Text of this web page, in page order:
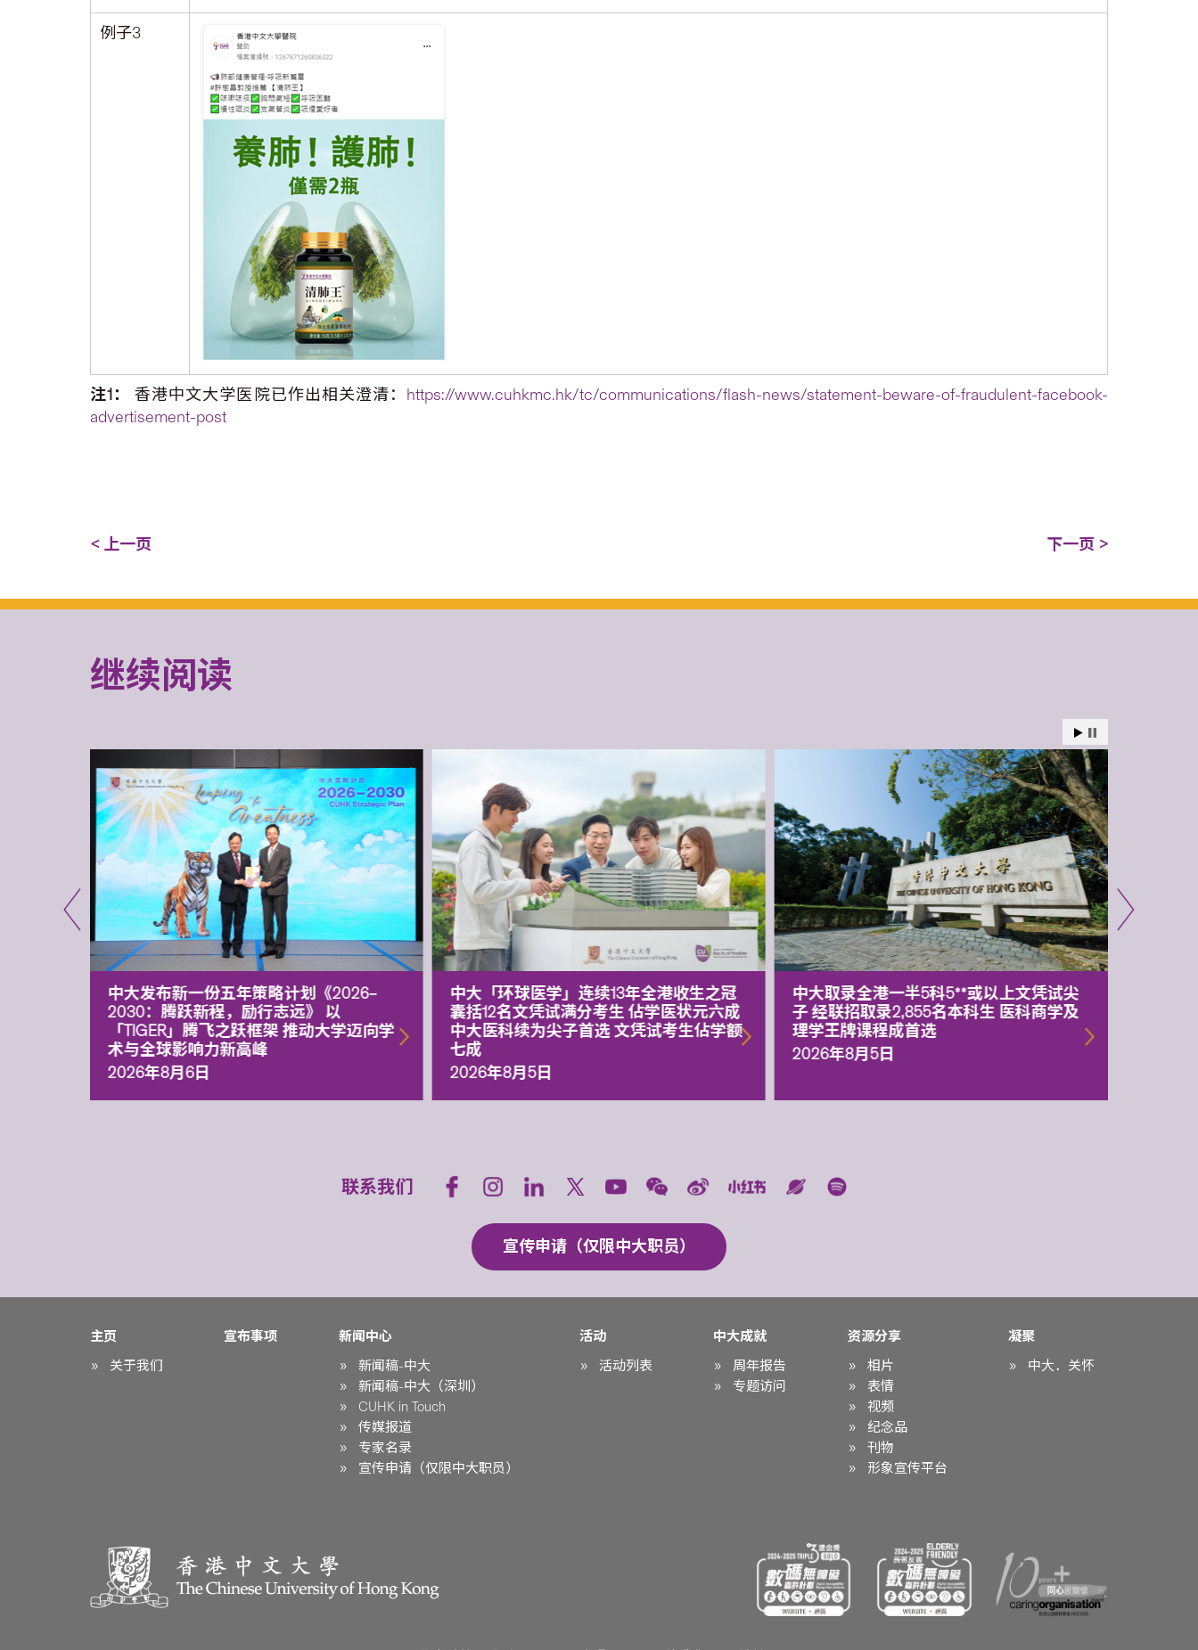
例子3
注1：香港中文大学医院已作出相关澄清： https://www.cuhkmc.hk/tc/communications/flash-news/statement-beware-of-fraudulent-facebook-
advertisement-post
< 上一页 下一页 >
继续阅读
中大发布新一份五年策略计划《2026‒
2030：腾跃新程，励行志远》 以
「TIGER」腾飞之跃框架 推动大学迈向学
术与全球影响力新高峰
2026年8月6日
中大「环球医学」连续13年全港收生之冠
囊括12名文凭试满分考生 佔学医状元六成
中大医科续为尖子首选 文凭试考生佔学额
七成
2026年8月5日
中大取录全港一半5科5**或以上文凭试尖
子 经联招取录2,855名本科生 医科商学及
理学王牌课程成首选
2026年8月5日
联系我们
宣传申请（仅限中大职员）
主页
关于我们
宣布事项
新闻中心
新闻稿-中大
新闻稿-中大（深圳）
CUHK in Touch
传媒报道
专家名录
宣传申请（仅限中大职员）
活动
活动列表
中大成就
周年报告
专题访问
资源分享
相片
表情
视频
纪念品
刊物
形象宣传平台
凝聚
中大．关怀